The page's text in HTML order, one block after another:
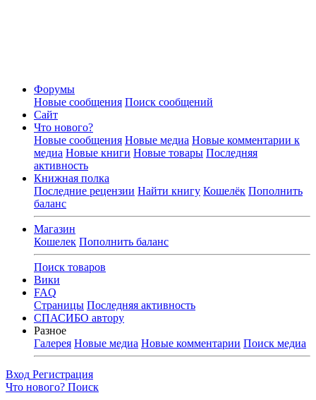
Форумы
Новые сообщения Поиск сообщений
Сайт
Что нового?
Новые сообщения Новые медиа Новые комментарии к
медиа Новые книги Новые товары Последняя
активность
Книжная полка
Последние рецензии Найти книгу Кошелёк Пополнить
баланс
Магазин
Кошелек Пополнить баланс
Поиск товаров
Вики
FAQ
Страницы Последняя активность
СПАСИБО автору
Разное
Галерея Новые медиа Новые комментарии Поиск медиа
Вход Регистрация
Что нового? Поиск